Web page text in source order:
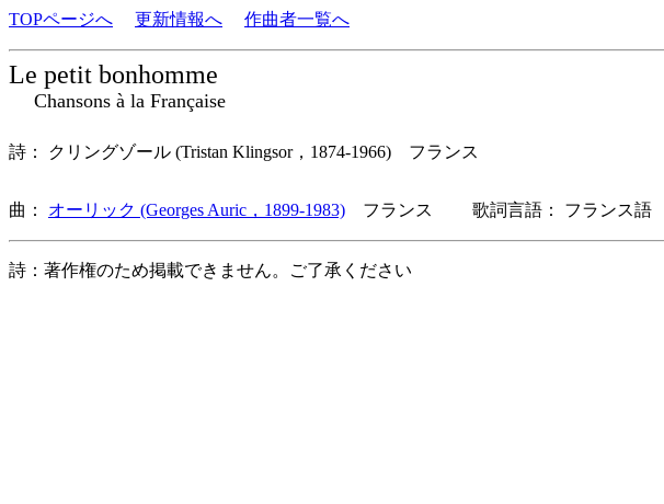
TOPページへ 更新情報へ 作曲者一覧へ
Le petit bonhomme
Chansons à la Française
詩： クリングゾール (Tristan Klingsor，1874-1966) フランス
曲： オーリック (Georges Auric，1899-1983) フランス 歌詞言語： フランス語
詩：著作権のため掲載できません。ご了承ください